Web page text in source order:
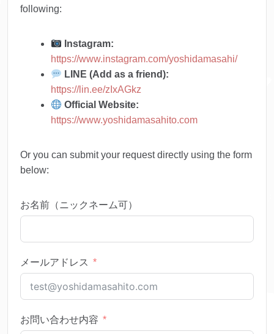
following:
Instagram:
https://www.instagram.com/yoshidamasahi/
LINE (Add as a friend):
https://lin.ee/zIxAGkz
Official Website:
https://www.yoshidamasahito.com
Or you can submit your request directly using the form
below:
お名前（ニックネーム可）
メールアドレス
お問い合わせ内容